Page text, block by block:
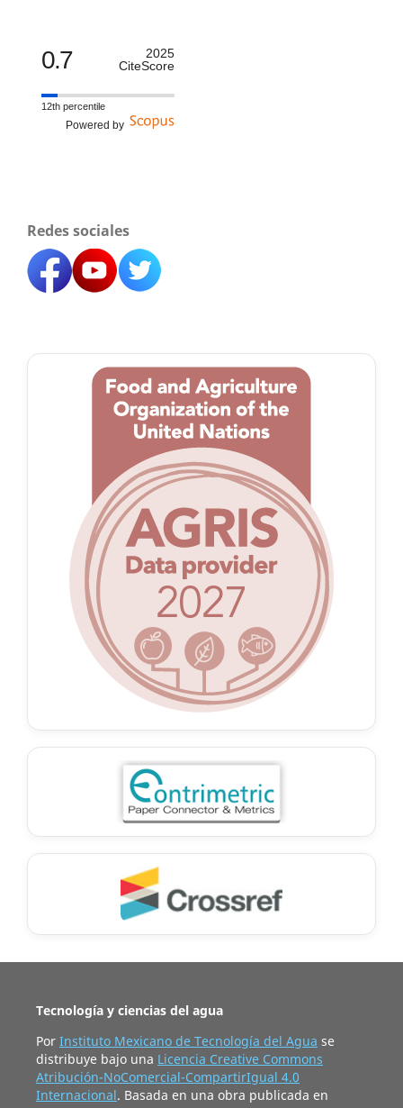
0.7
2025
CiteScore
12th percentile
Powered by
Redes sociales
Tecnología y ciencias del agua
Por Instituto Mexicano de Tecnología del Agua se
distribuye bajo una Licencia Creative Commons
Atribución-NoComercial-CompartirIgual 4.0
Internacional. Basada en una obra publicada en